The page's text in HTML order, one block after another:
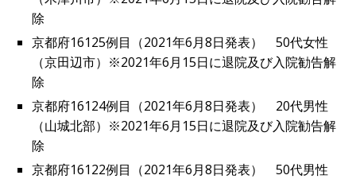
除
京都府16125例目（2021年6月8日発表） 50代女性
（京田辺市）※2021年6月15日に退院及び入院勧告解
除
京都府16124例目（2021年6月8日発表） 20代男性
（山城北部）※2021年6月15日に退院及び入院勧告解
除
京都府16122例目（2021年6月8日発表） 50代男性